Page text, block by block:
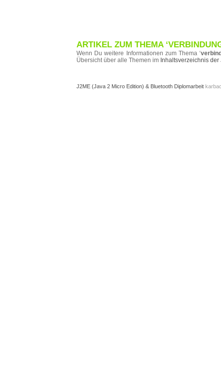
ARTIKEL ZUM THEMA
Wenn Du weitere Informationen zum Thema ‘
Übersicht über alle Themen im Inhaltsverzeichnis
J2ME (Java 2 Micro Edition) & Bluetooth Diplomarbeit